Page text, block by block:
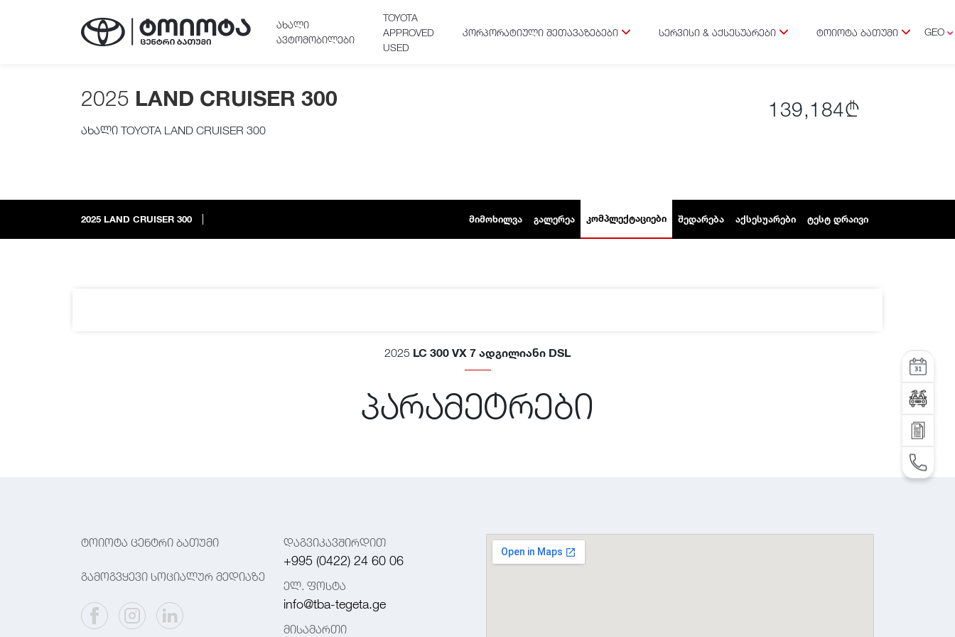
ᲐᲮᲐᲚᲘ
ᲐᲕᲢᲝᲛᲝᲑᲘᲚᲔᲑᲘ
TOYOTA
APPROVED
USED
ᲙᲝᲠᲞᲝᲠᲐᲢᲘᲣᲚᲘ ᲨᲔᲗᲐᲕᲐᲖᲔᲑᲔᲑᲘ ᲡᲔᲠᲕᲘᲡᲘ & ᲐᲥᲡᲔᲡᲣᲐᲠᲔᲑᲘ ᲢᲝᲘᲝᲢᲐ ᲑᲐᲗᲣᲛᲘ
GEO
სერვისი
ტესტ დრაივი
დაგვიკავშირდი
TEL: +995 32 2 292 000
2025 LAND CRUISER 300
ახალი TOYOTA LAND CRUISER 300
139,184₾
2025 LAND CRUISER 300 ᲛᲘᲛᲝᲮᲘᲚᲕᲐ ᲒᲐᲚᲔᲠᲔᲐ ᲙᲝᲛᲞᲚᲔᲥᲢᲐᲪᲘᲔᲑᲘ ᲨᲔᲓᲐᲠᲔᲑᲐ ᲐᲥᲡᲔᲡᲣᲐᲠᲔᲑᲘ ᲢᲔᲡᲢ ᲓᲠᲐᲘᲕᲘ
2025 LC 300 VX 7 ᲐᲓᲒᲘᲚᲘᲐᲜᲘ DSL
პარამეტრები
ტოიოტა ცენტრი ბათუმი
გამოგვყევი სოციალურ მედიაზე
დაგვიკავშირდით
+995 (0422) 24 60 06
ელ. ფოსტა
info@tba-tegeta.ge
მისამართი